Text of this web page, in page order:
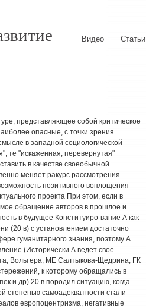
Видео Статьи
представляющее собой критическое
опасные, с точки зрения
в западной социологической
те "искаженная, перевернутая"
в качестве своеобычной
меняет ракурс рассмотрения
позитивного воплощения
проекта При этом, если в
обращение авторов в прошлое и
в будущее Конституиро-вание А как
(20 в) с установлением достаточно
гуманитарного знания, поэтому А
(Исторически А ведет свое
Вольтера, МЕ Салтыкова-Щедрина, ГК
к которому обращались в
и др) 20 в породил ситуацию, когда
степенью самоадекватности стали
европоцентризма, негативные